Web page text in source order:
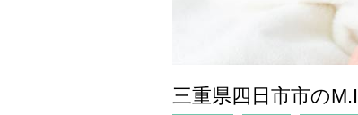
三重県四日市市の